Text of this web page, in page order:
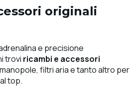
originali
e precisione
trovi ricambi e accessori
filtri aria e tanto altro per
top.